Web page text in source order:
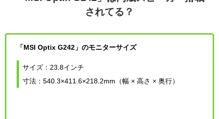
されてる？
「MSI Optix G242」のモニターサイズ
サイズ：23.8インチ
寸法：540.3×411.6×218.2mm（幅 × 高さ × 奥行）